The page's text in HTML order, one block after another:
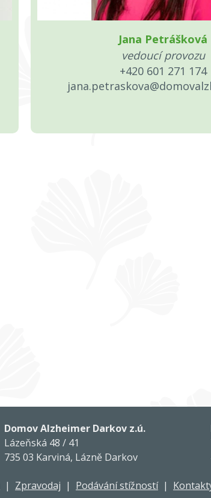
Jana Petrášková
vedoucí provozu
+420 601 271 174
Domov Alzheimer Darkov z.ú.
Lázeňská 48 / 41
735 03 Karviná, Lázně Darkov
| Zpravodaj | Podávání stížností|